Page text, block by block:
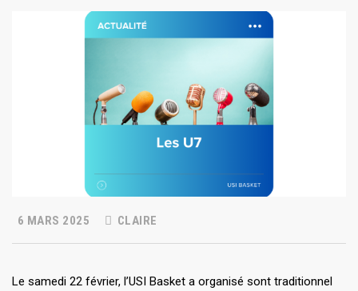
6 MARS 2025 CLAIRE
Le samedi 22 février, l’USI Basket a organisé sont traditionnel